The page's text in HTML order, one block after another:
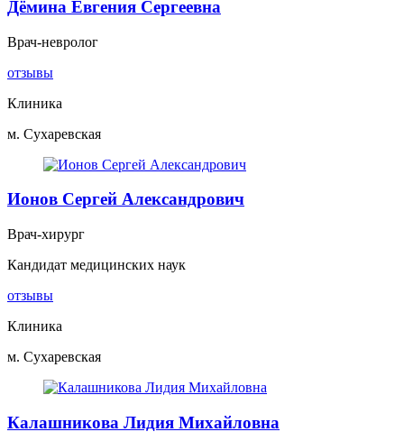
Дёмина Евгения Сергеевна
Врач-невролог
отзывы
Клиника
м. Сухаревская
Ионов Сергей Александрович
Врач-хирург
Кандидат медицинских наук
отзывы
Клиника
м. Сухаревская
Калашникова Лидия Михайловна